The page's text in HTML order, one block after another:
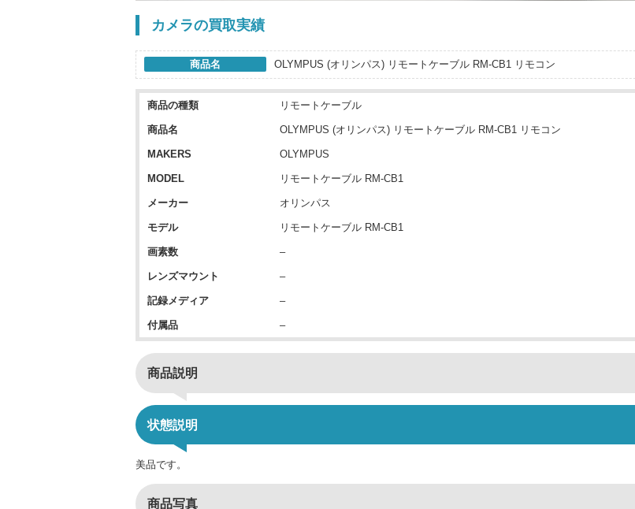
カメラの買取実績
商品名 OLYMPUS (オリンパス) リモートケーブル RM-CB1 リモコン
商品の種類 リモートケーブル
商品名 OLYMPUS (オリンパス) リモートケーブル RM-CB1 リモコン
MAKERS OLYMPUS
MODEL リモートケーブル RM-CB1
メーカー オリンパス
モデル リモートケーブル RM-CB1
画素数 –
レンズマウント –
記録メディア –
付属品 –
商品説明
状態説明
美品です。
商品写真